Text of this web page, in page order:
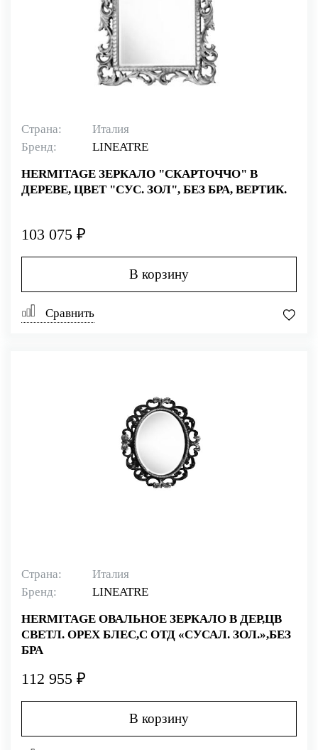
Страна:
Италия
Бренд:
LINEATRE
HERMITAGE ЗЕРКАЛО "СКАРТОЧЧО" В
ДЕРЕВЕ, ЦВЕТ "СУС. ЗОЛ", БЕЗ БРА, ВЕРТИК.
103 075 ₽
В корзину
Сравнить
Страна:
Италия
Бренд:
LINEATRE
HERMITAGE ОВАЛЬНОЕ ЗЕРКАЛО В ДЕР,ЦВ
СВЕТЛ. ОРЕХ БЛЕС,С ОТД «СУСАЛ. ЗОЛ.»,БЕЗ
БРА
112 955 ₽
В корзину